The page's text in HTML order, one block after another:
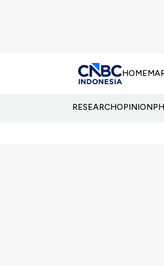
HOME
RESEARCHOPINION